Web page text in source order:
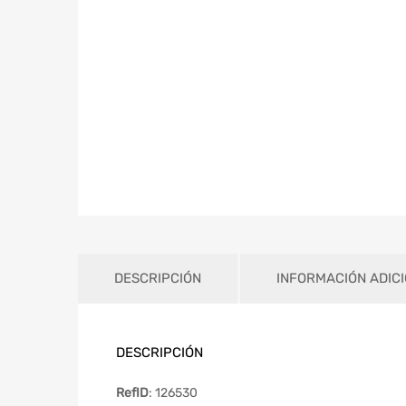
DESCRIPCIÓN INFORMACIÓN
DESCRIPCIÓN
RefID: 126530